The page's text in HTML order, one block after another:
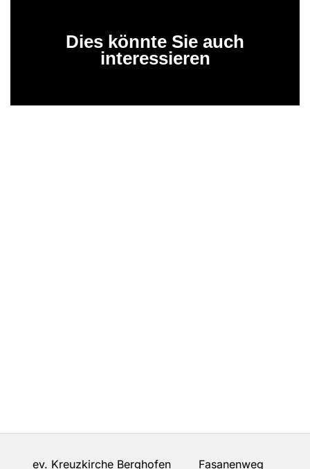
Dies könnte Sie auch
interessieren
ev. Kreuzkirche Berghofen Fasanenweg